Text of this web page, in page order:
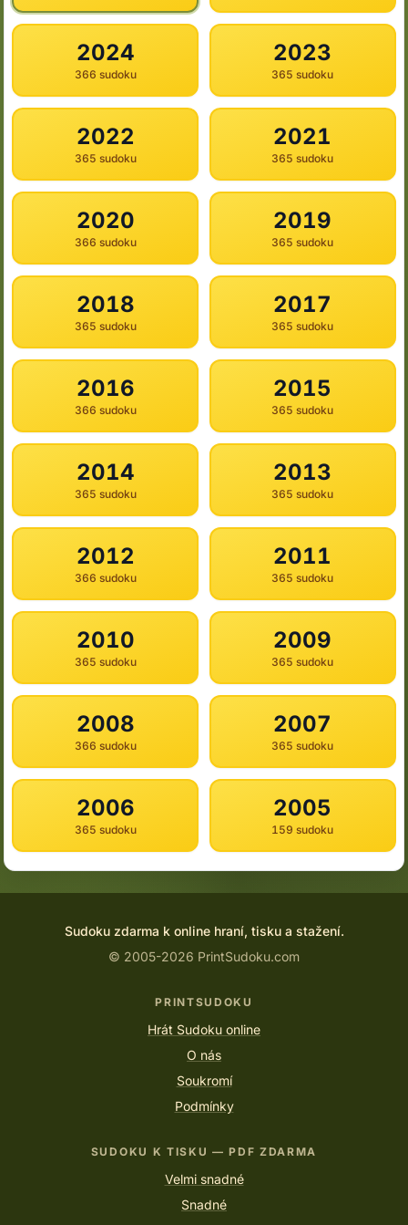
2024
366 sudoku
2023
365 sudoku
2022
365 sudoku
2021
365 sudoku
2020
366 sudoku
2019
365 sudoku
2018
365 sudoku
2017
365 sudoku
2016
366 sudoku
2015
365 sudoku
2014
365 sudoku
2013
365 sudoku
2012
366 sudoku
2011
365 sudoku
2010
365 sudoku
2009
365 sudoku
2008
366 sudoku
2007
365 sudoku
2006
365 sudoku
2005
159 sudoku
Sudoku zdarma k online hraní, tisku a stažení.
© 2005-2026 PrintSudoku.com
PRINTSUDOKU
Hrát Sudoku online
O nás
Soukromí
Podmínky
SUDOKU K TISKU — PDF ZDARMA
Velmi snadné
Snadné